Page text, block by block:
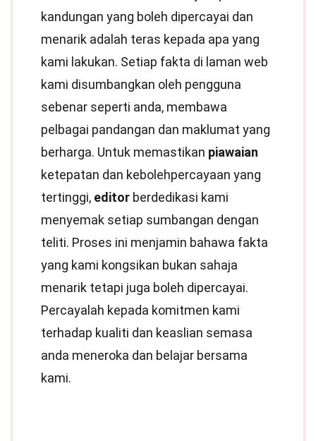
kandungan yang boleh dipercayai dan
menarik adalah teras kepada apa yang
kami lakukan. Setiap fakta di laman web
kami disumbangkan oleh pengguna
sebenar seperti anda, membawa
pelbagai pandangan dan maklumat yang
berharga. Untuk memastikan piawaian
ketepatan dan kebolehpercayaan yang
tertinggi, editor berdedikasi kami
menyemak setiap sumbangan dengan
teliti. Proses ini menjamin bahawa fakta
yang kami kongsikan bukan sahaja
menarik tetapi juga boleh dipercayai.
Percayalah kepada komitmen kami
terhadap kualiti dan keaslian semasa
anda meneroka dan belajar bersama
kami.